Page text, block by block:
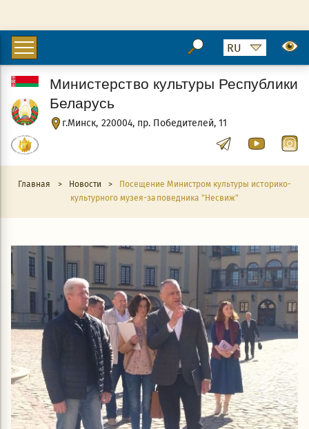
г.Минск, 220004, пр. Победителей, 11
Министерство культуры Республики
Беларусь
Главная > Новости >
Посещение Министром культуры историко-
культурного музея-заповедника "Несвиж"